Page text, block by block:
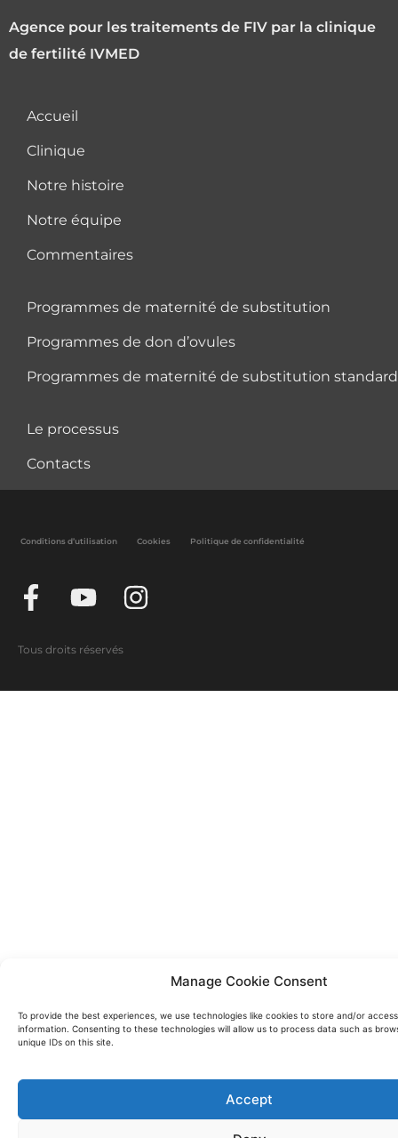
Manage Cookie Consent
To provide the best experiences, we use technologies like cookies to store and/or
information. Consenting to these technologies will allow us to process data such as
unique IDs on this site.
Accept
Agence pour les traitements de FIV par la clinique
de fertilité IVMED
Accueil
Clinique
Notre histoire
Notre équipe
Commentaires
Programmes de maternité de substitution
Programmes de don d’ovules
Programmes de maternité de substitution
Le processus
Contacts
Conditions d’utilisation Cookies Politique de confidentialité
Tous droits réservés